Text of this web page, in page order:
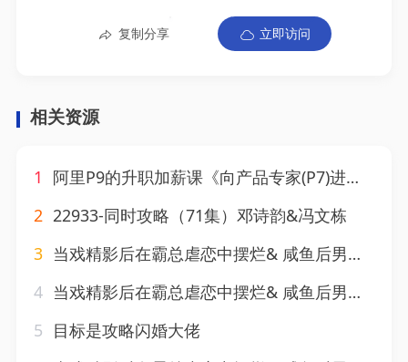
复制分享 立即访问
相关资源
1
阿里P9的升职加薪课《向产品专家(P7)进阶》第7期 33节视频
2 22933-同时攻略（71集）邓诗韵&冯文栋
3 当戏精影后在霸总虐恋中摆烂& 咸鱼后男主自我攻略了（98集）王格格(1)
4 当戏精影后在霸总虐恋中摆烂& 咸鱼后男主自我攻略了（98集）王格格(2)
5 目标是攻略闪婚大佬